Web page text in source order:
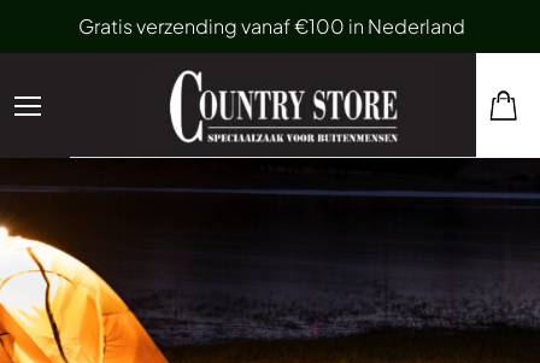
Gratis verzending vanaf €100 in Nederland